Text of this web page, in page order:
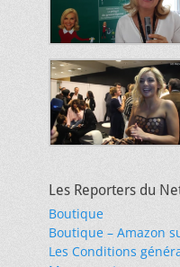
Les Reporters du
Boutique
Boutique – Amazon
Les Conditions